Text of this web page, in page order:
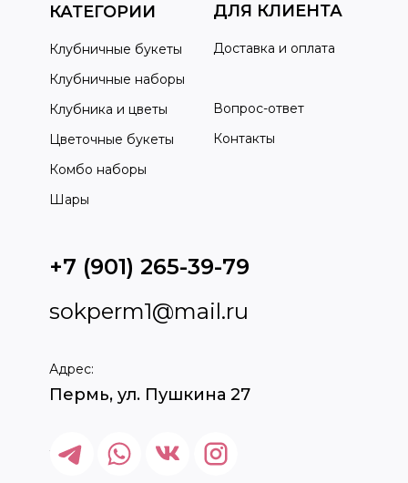
КАТЕГОРИИ ДЛЯ КЛИЕНТА
Клубничные букеты Доставка и оплата
Вопрос-ответ
Контакты
Клубничные наборы
Клубника и цветы
Цветочные букеты
Комбо наборы
Шары
+7 (901) 265-39-79
sokperm1@mail.ru
Адрес:
Пермь, ул. Пушкина 27